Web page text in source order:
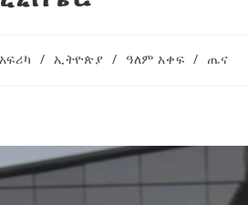
እየሰራ ነውአመራሮች እና
በቴሌቪዥን ዘርፍ
አፍሪካ / ኢትዮጵያ / ዓለም አቀፍ / ጤና